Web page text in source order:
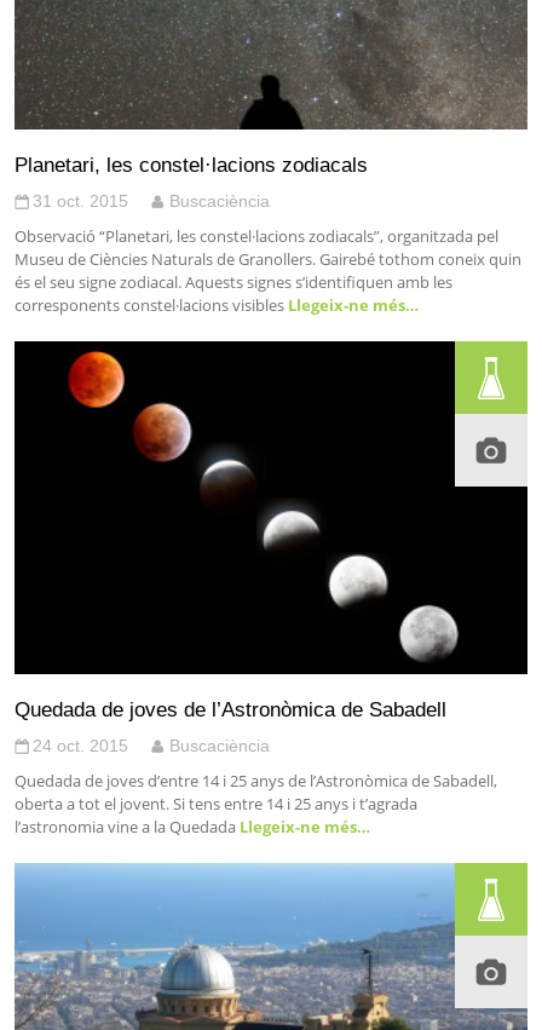
Planetari, les constel·lacions zodiacals
31 oct. 2015 Buscaciència
Observació “Planetari, les constel·lacions zodiacals”, organitzada pel
Museu de Ciències Naturals de Granollers. Gairebé tothom coneix quin
és el seu signe zodiacal. Aquests signes s’identifiquen amb les
corresponents constel·lacions visibles Llegeix-ne més…
Quedada de joves de l’Astronòmica de Sabadell
24 oct. 2015 Buscaciència
Quedada de joves d’entre 14 i 25 anys de l’Astronòmica de Sabadell,
oberta a tot el jovent. Si tens entre 14 i 25 anys i t’agrada
l’astronomia vine a la Quedada Llegeix-ne més…